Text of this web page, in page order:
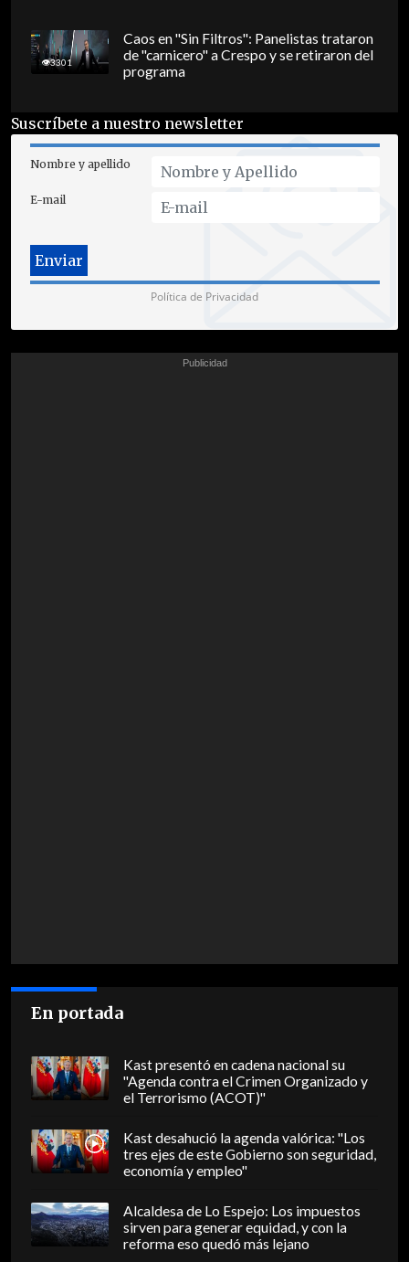
3301
Caos en "Sin Filtros": Panelistas trataron
de "carnicero" a Crespo y se retiraron del
programa
Suscríbete a nuestro newsletter
Nombre y apellido
E-mail
Política de Privacidad
En portada
Kast presentó en cadena nacional su
"Agenda contra el Crimen Organizado y
el Terrorismo (ACOT)"
Kast desahució la agenda valórica: "Los
tres ejes de este Gobierno son seguridad,
economía y empleo"
Alcaldesa de Lo Espejo: Los impuestos
sirven para generar equidad, y con la
reforma eso quedó más lejano